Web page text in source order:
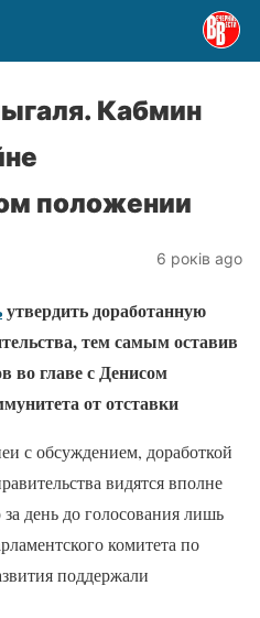
Кабмин
положении
6 років ago
утвердить доработанную
тем самым оставив
во главе с Денисом
от отставки
с обсуждением, доработкой
видятся вполне
день до голосования лишь
комитета по
поддержали